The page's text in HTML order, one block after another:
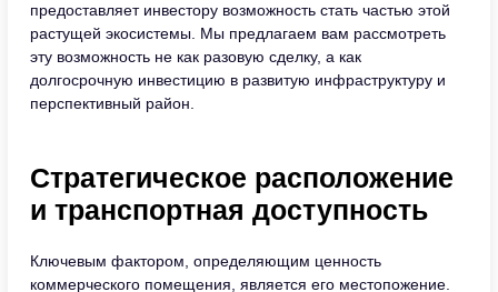
предоставляет инвестору возможность стать частью этой
растущей экосистемы. Мы предлагаем вам рассмотреть
эту возможность не как разовую сделку, а как
долгосрочную инвестицию в развитую инфраструктуру и
перспективный район.
Стратегическое расположение
и транспортная доступность
Ключевым фактором, определяющим ценность
коммерческого помещения, является его местопожение.